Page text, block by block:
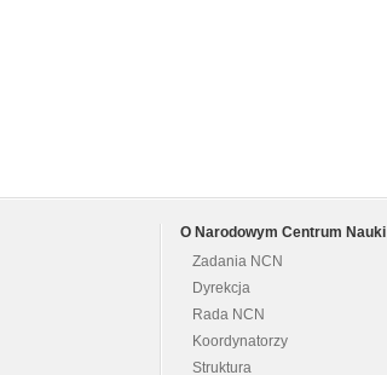
O Narodowym Centrum Nauki
Zadania NCN
Dyrekcja
Rada NCN
Koordynatorzy
Struktura